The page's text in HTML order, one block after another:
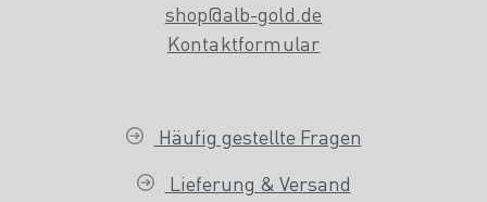
shop@alb-gold.de
Kontaktformular
Häufig gestellte Fragen
Lieferung & Versand